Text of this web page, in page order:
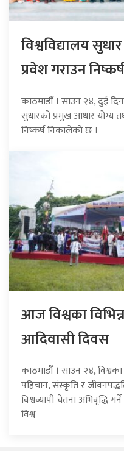
विश्वविद्यालय
प्रवेश गराउन निष्कर्ष
काठमाडौँ । साउन २४, दुई
सुधारको प्रमुख आधार योग्य
निष्कर्ष निकालेको छ ।
आज विश्वका
आदिवासी दिवस
काठमाडौँ । साउन २४,
पहिचान, संस्कृति र
विश्वव्यापी चेतना अभिवृद्धि
विश्व